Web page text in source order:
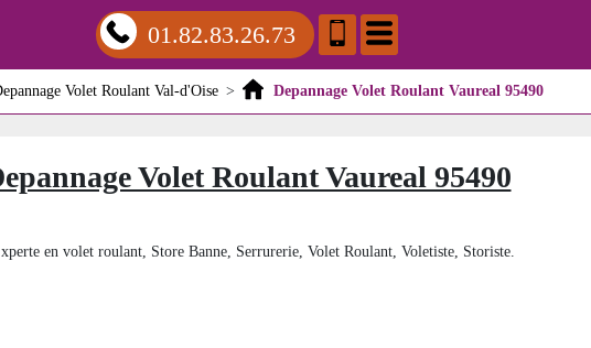
01.82.83.26.73
Volet Roulant Val-d'Oise > Depannage Volet Roulant Vaureal 95490
Volet Roulant Vaureal 95490
en volet roulant, Store Banne, Serrurerie, Volet Roulant, Voletiste, Storiste.